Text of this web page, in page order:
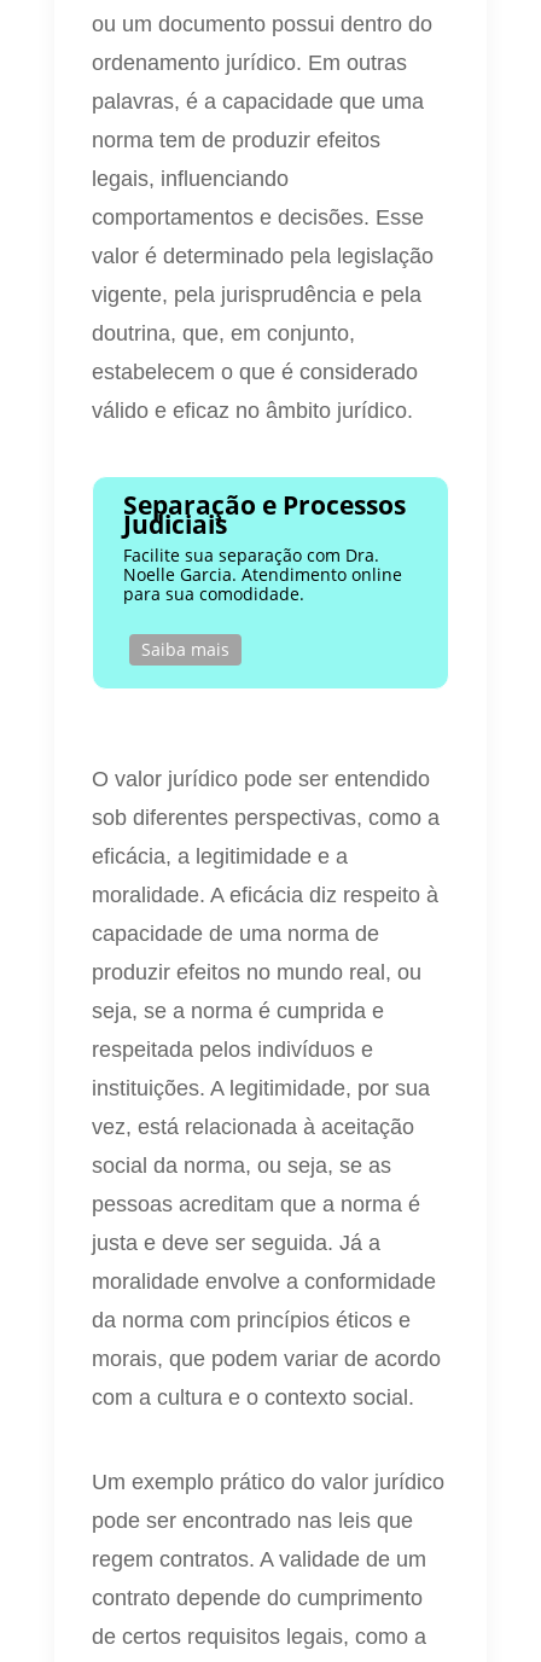
ou um documento possui dentro do
ordenamento jurídico. Em outras
palavras, é a capacidade que uma
norma tem de produzir efeitos
legais, influenciando
comportamentos e decisões. Esse
valor é determinado pela legislação
vigente, pela jurisprudência e pela
doutrina, que, em conjunto,
estabelecem o que é considerado
válido e eficaz no âmbito jurídico.
Separação e Processos
Judiciais
Facilite sua separação com Dra.
Noelle Garcia. Atendimento online
para sua comodidade.
Saiba mais
O valor jurídico pode ser entendido
sob diferentes perspectivas, como a
eficácia, a legitimidade e a
moralidade. A eficácia diz respeito à
capacidade de uma norma de
produzir efeitos no mundo real, ou
seja, se a norma é cumprida e
respeitada pelos indivíduos e
instituições. A legitimidade, por sua
vez, está relacionada à aceitação
social da norma, ou seja, se as
pessoas acreditam que a norma é
justa e deve ser seguida. Já a
moralidade envolve a conformidade
da norma com princípios éticos e
morais, que podem variar de acordo
com a cultura e o contexto social.
Um exemplo prático do valor jurídico
pode ser encontrado nas leis que
regem contratos. A validade de um
contrato depende do cumprimento
de certos requisitos legais, como a